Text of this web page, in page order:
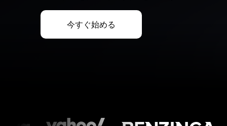
今すぐ始める